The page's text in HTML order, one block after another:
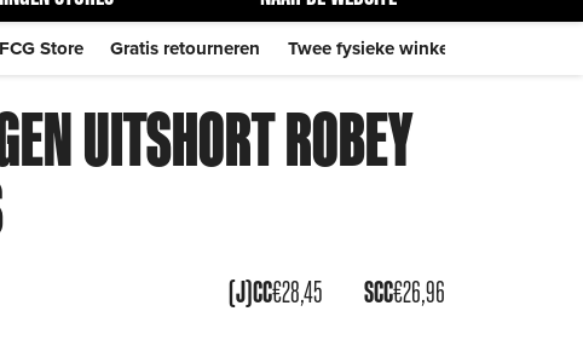
Store Gratis retourneren Twee fysieke winkels
UITSHORT ROBEY
(J)CC€28,45 SCC€26,96